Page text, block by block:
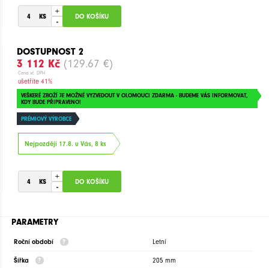
+
-
DOSTUPNOST 2
3 112 Kč (129.67 €)
Cena vč. DPH
ušetříte 41%
VEŠKERÉ ZBOŽÍ JE MOŽNÉ VYZVEDOUT V OLOMOUCI ZDARMA - BUDEME VÁS INFORMOVAT,
KDY BUDE PŘIPRAVENO!
PRÉMIOVÝ VÝROBCE
Nejpozději 17.8. u Vás, 8 ks
+
-
PARAMETRY
Roční období Letní
Šířka 205 mm